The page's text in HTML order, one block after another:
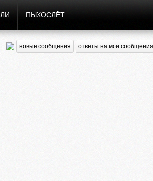
ПЫХОСЛЁТ
новые сообщения ответы на мои сообщения